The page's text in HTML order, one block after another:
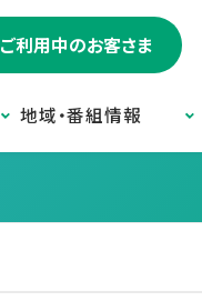
ご利用中のお客さま
地域・番組情報